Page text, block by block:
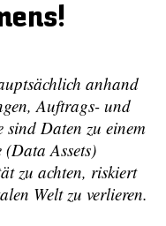
anhand
Auftrags- und
sind Daten zu einem
(Data Assets)
zu achten, riskiert
Welt zu verlieren.